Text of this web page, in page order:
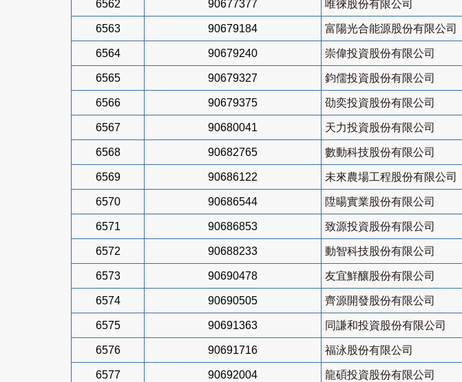
6562 90677377 唯徠股份有限公司
6563 90679184 富陽光合能源股份有限公司
6564 90679240 崇偉投資股份有限公司
6565 90679327 鈞儒投資股份有限公司
6566 90679375 劭奕投資股份有限公司
6567 90680041 天力投資股份有限公司
6568 90682765 數動科技股份有限公司
6569 90686122 未來農場工程股份有限公司
6570 90686544 陞暘實業股份有限公司
6571 90686853 致源投資股份有限公司
6572 90688233 動智科技股份有限公司
6573 90690478 友宜鮮釀股份有限公司
6574 90690505 齊源開發股份有限公司
6575 90691363 同謙和投資股份有限公司
6576 90691716 福泳股份有限公司
6577 90692004 龍碩投資股份有限公司